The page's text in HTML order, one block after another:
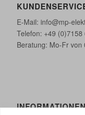
E-Mail: info@mp-
Telefon: +49 (0)7158
Beratung: Mo-Fr